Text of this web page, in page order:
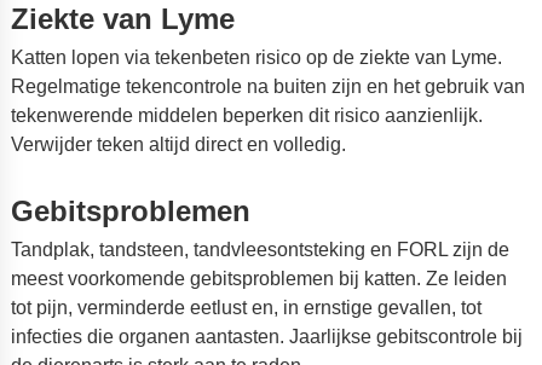
Ziekte van Lyme
Katten lopen via tekenbeten risico op de ziekte van Lyme.
Regelmatige tekencontrole na buiten zijn en het gebruik van
tekenwerende middelen beperken dit risico aanzienlijk.
Verwijder teken altijd direct en volledig.
Gebitsproblemen
Tandplak, tandsteen, tandvleesontsteking en FORL zijn de
meest voorkomende gebitsproblemen bij katten. Ze leiden
tot pijn, verminderde eetlust en, in ernstige gevallen, tot
infecties die organen aantasten. Jaarlijkse gebitscontrole bij